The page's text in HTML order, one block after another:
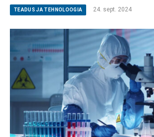
TEADUS JA TEHNOLOOGIA 24. sept. 2024